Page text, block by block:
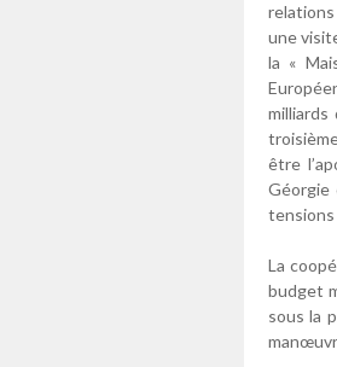
une
la «
milliards
être
Géorgie
tensions
La
budget
sous la